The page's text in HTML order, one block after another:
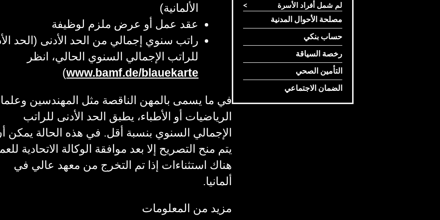
>
لم شمل أفراد الأسرة
مصلحة الأحوال المدنية
حساب بنكي
رخصة السياقة
التأمين الصحي
الضمان الاجتماعي
الألمانية)
عقد عمل أو عرض ملزم لوظيفة
راتب سنوي إجمالي من الحد الأدنى (الحد
للراتب الإجمالي السنوي الحالي، انظر
www.bamf.de/blauekarte
)
في ما يسمى بالمهن الناقصة مثل المهندسين
الرياضيات أو الأطباء، يطبق الحد الأدنى للراتب
الإجمالي السنوي بنسبة أقل. في هذه الحالة يمكن
يتم منح التصريح إلا بعد موافقة الوكالة الاتحادية
هناك استثناءات إذا تم التخرج من معهد عالي في
ألمانيا.
مزيد من المعلومات